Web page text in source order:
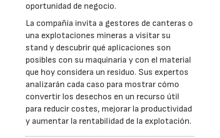
oportunidad de negocio.
La compañía invita a gestores de canteras o
una explotaciones mineras a visitar su
stand y descubrir qué aplicaciones son
posibles con su maquinaria y con el material
que hoy considera un residuo. Sus expertos
analizarán cada caso para mostrar cómo
convertir los desechos en un recurso útil
para reducir costes, mejorar la productividad
y aumentar la rentabilidad de la explotación.